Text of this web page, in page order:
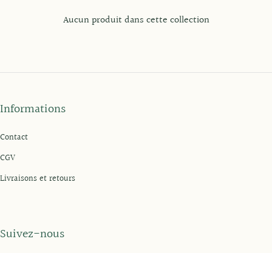
Aucun produit dans cette collection
Informations
Contact
CGV
Livraisons et retours
Suivez-nous